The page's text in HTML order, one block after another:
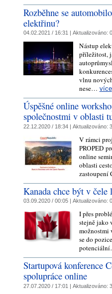
Rozběhne se
elektřinu?
04.02.2021 / 16:31 | Aktualizováno:
Nástup
příležitost,
vlnu
nese… více
Úspěšné online
společnostmi v oblasti
22.12.2020 / 18:34 | Aktualizováno:
V rámci
PROPED
online
oblasti
Kanada chce být v
03.09.2020 / 00:05 | Aktualizováno:
I přes
stejně jako
možnostmi
se do
Startupová konference
spolupráce online
27.07.2020 / 17:01 | Aktualizováno: